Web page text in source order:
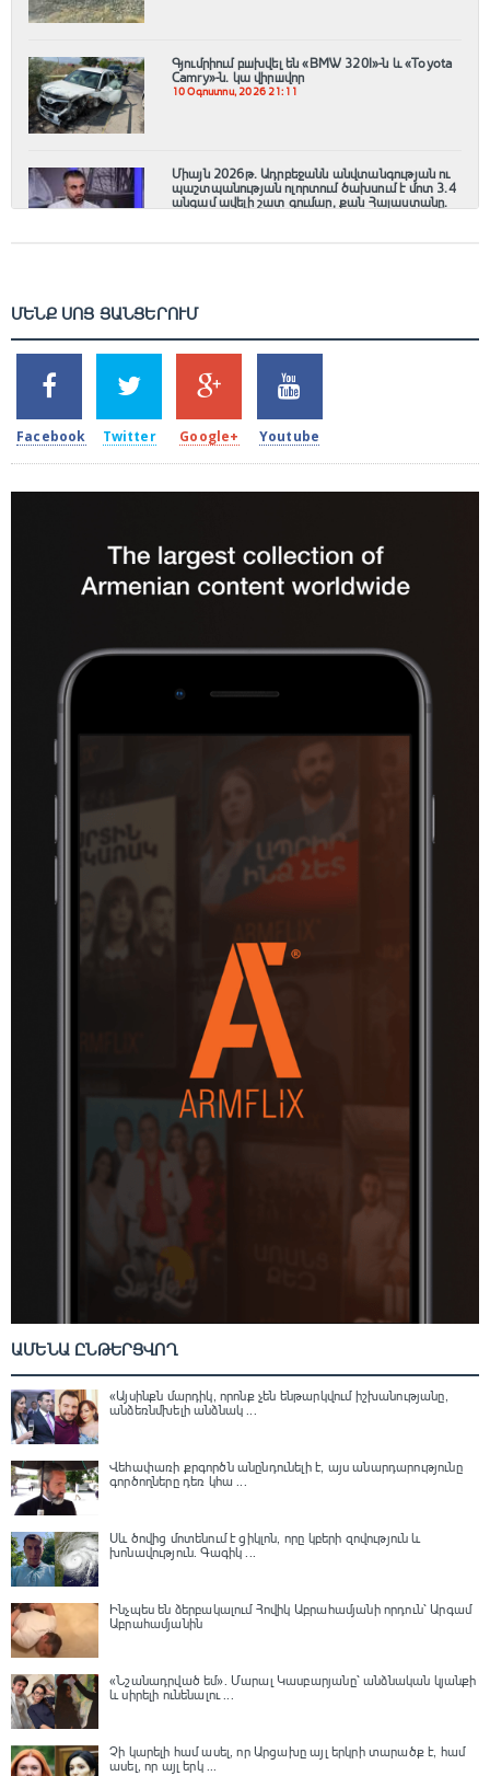
Գյումրիում բшխվել են «BMW 320I»-ն և «Toyota
Camry»-ն․ կա վիրшվոր
10 Օգոստոս, 2026 21:11
Միայն 2026թ. Ադրբեջանն անվտանգության ու
պաշտպանության ոլորտում ծախսում է մոտ 3.4
անգամ ավելի շատ գումար, քան Հայաստանը.
ՄԵՆՔ ՍՈՑ ՑԱՆՑԵՐՈՒՄ
2k
SHARES
Facebook
1.5k
TWEETS
Twitter
203
SHARES
Google+
620
SHARES
Youtube
ԱՄԵՆԱ ԸՆԹԵՐՑՎՈՂ
«Այսինքն մարդիկ, որոնք չեն ենթարկվում իշխանությանը,
անձեռնմխելի անձնակ ...
Վեհափառի քրգործն անընդունելի է, այս անարդարությունը
գործողները դեռ կհա ...
Սև ծովից մոտենում է ցիկլոն, որը կբերի զովություն և
խոնավություն․ Գագիկ ...
Ինչպես են ձերբակալում Հովիկ Աբրահամյանի որդուն՝ Արգամ
Աբրահամյանին
«Նշանադրված եմ». Մարալ Կասբարյանը՝ անձնական կյանքի
և սիրելի ունենալու ...
Չի կարելի համ ասել, որ Արցախը այլ երկրի տարածք է, համ
ասել, որ այլ երկ ...